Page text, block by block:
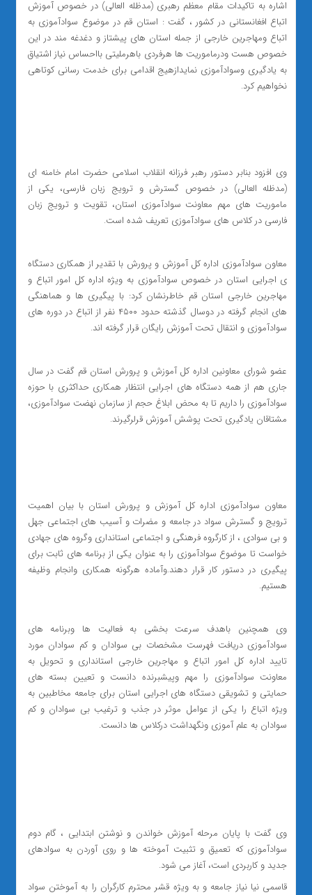
اشاره به تاکیدات مقام معظم رهبری (مدظله العالی) در خصوص آموزش
اتباع افغانستانی در کشور ، گفت : استان قم در موضوع سوادآموزی به
اتباع ومهاجرین خارجی از جمله استان های پیشتاز و دغدغه مند در این
خصوص هست‌ ودرماموریت ها هرفردی باهرملیتی بااحساس نیاز اشتیاق
به یادگیری وسوادآموزی نمایدازهیج اقدامی برای خدمت رسانی کوتاهی
نخواهیم کرد.
وی افزود بنابر دستور رهبر فرزانه انقلاب اسلامی حضرت امام خامنه ای
(مدظله العالی) در خصوص گسترش و ترویج زبان فارسی، یکی از
ماموریت های مهم معاونت سوادآموزی استان، تقویت و ترویج زبان
فارسی در کلاس های سوادآموزی تعریف شده است.
معاون سوادآموزی اداره کل آموزش و پرورش با تقدیر از همکاری دستگاه
ی اجرایی استان در خصوص سوادآموزی به ویژه اداره کل امور اتباع و
مهاجرین خارجی استان قم خاطرنشان کرد: با پیگیری ها و هماهنگی
های انجام گرفته در دوسال گذشته حدود ۴۵۰۰ نفر از اتباع در دوره های
سوادآموزی و انتقال تحت آموزش رایگان قرار گرفته اند.
عضو شورای معاونین اداره ‌کل آموزش و پرورش استان قم گفت در سال
جاری هم از همه دستگاه های اجرایی انتظار همکاری حداکثری با حوزه
سوادآموزی را داریم تا به محض ابلاغ حجم از سازمان نهضت سوادآموزی،
مشتاقان یادگیری تحت پوشش آموزش قرلرگیرند.
معاون سوادآموزی اداره کل آموزش و پرورش استان با بیان اهمیت
ترویج و گسترش سواد در جامعه و مضرات و آسیب های اجتماعی جهل
و بی سوادی ، از کارگروه فرهنگی و اجتماعی استانداری وگروه های جهادی
خواست تا موضوع سوادآموزی را به عنوان یکی از برنامه های ثابت برای
پیگیری در دستور کار قرار دهند.وآماده هرگونه همکاری وانجام وظیفه
هستیم.
وی همچنین باهدف سرعت بخشی به فعالیت ها وبرنامه های
سوادآموزی دریافت فهرست مشخصات بی سوادان و کم سوادان مورد
تایید اداره کل امور اتباع و مهاجرین خارجی استانداری و تحویل به
معاونت سوادآموزی را مهم وپیشبرنده دانست و تعیین بسته های
حمایتی و تشویقی دستگاه های اجرایی استان برای جامعه مخاطبین به
ویژه اتباع را یکی از عوامل موثر در جذب و ترغیب بی سوادان و کم
سوادان به علم آموزی ونگهداشت درکلاس ها دانست.
وی گفت با پایان مرحله آموزش خواندن و نوشتن ابتدایی ، گام دوم
سوادآموزی که تعمیق و تثبیت آموخته ها و روی آوردن به سوادهای
جدید و کاربردی است، آغاز می شود.
قاسمی نیا نیاز جامعه و به ویژه قشر محترم کارگران را به آموختن سواد